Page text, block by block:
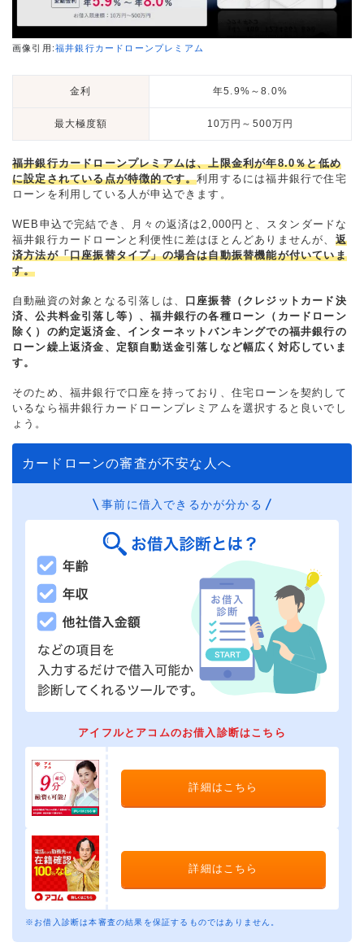
画像引用:福井銀行カードローンプレミアム
金利 年5.9%～8.0%
最大極度額 10万円～500万円
福井銀行カードローンプレミアムは、上限金利が年8.0％と低め
に設定されている点が特徴的です。利用するには福井銀行で住宅
ローンを利用している人が申込できます。
WEB申込で完結でき、月々の返済は2,000円と、スタンダードな
福井銀行カードローンと利便性に差はほとんどありませんが、 返
済方法が「口座振替タイプ」の場合は自動振替機能が付いていま
す。
自動融資の対象となる引落しは、 口座振替（クレジットカード決
済、公共料金引落し等）、福井銀行の各種ローン（カードローン
除く）の約定返済金、インターネットバンキングでの福井銀行の
ローン繰上返済金、定額自動送金引落しなど幅広く対応していま
す。
そのため、福井銀行で口座を持っており、住宅ローンを契約して
いるなら福井銀行カードローンプレミアムを選択すると良いでし
ょう。
カードローンの審査が不安な人へ
事前に借入できるかが分かる
アイフルとアコムのお借入診断はこちら
詳細はこちら
詳細はこちら
※お借入診断は本審査の結果を保証するものではありません。